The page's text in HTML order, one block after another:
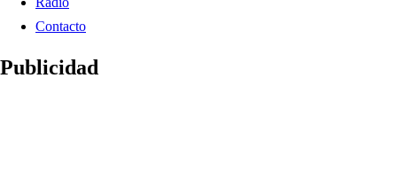
Contacto
Publicidad